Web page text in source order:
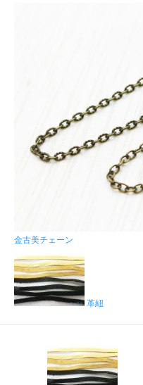
金古美チェーン
革紐